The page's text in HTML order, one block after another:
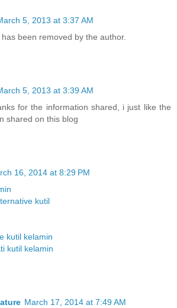
5, 2013 at 3:37 AM
been removed by the author.
5, 2013 at 3:39 AM
for the information shared, i just like the
shared on this blog
16, 2014 at 8:29 PM
kutil
kutil kelamin
kutil kelamin
March 17, 2014 at 7:49 AM